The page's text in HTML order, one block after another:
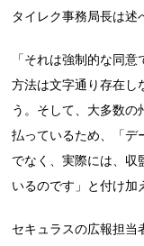
タイレク事務局長は述
「それは強制的な同
方法は文字通り存在し
う。そして、大多数の
払っているため、「デ
でなく、実際には、収
いるのです」と付け加
セキュラスの広報担当